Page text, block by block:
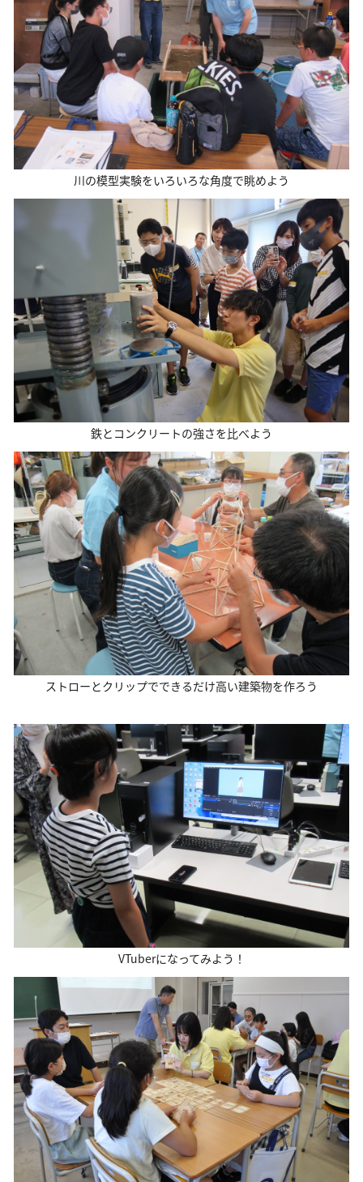
川の模型実験をいろいろな角度で眺めよう
鉄とコンクリートの強さを比べよう
ストローとクリップでできるだけ高い建築物を作ろう
VTuberになってみよう！